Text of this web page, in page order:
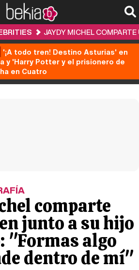
JAYDY MICHEL
'¡A todo tren! Destino Asturias' en
y 'Harry Potter y el prisionero de
en Cuatro
comparte
junto a su hijo
"Formas algo
dentro de mí"